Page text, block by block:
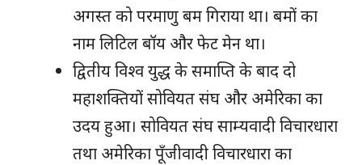
अगस्त को परमाणु बम गिराया था। बमों का
नाम लिटिल बॉय और फेट मेन था।
द्वितीय विश्व युद्ध के समाप्ति के बाद दो
महाशक्तियों सोवियत संघ और अमेरिका का
उदय हुआ। सोवियत संघ साम्यवादी विचारधारा
तथा अमेरिका पूँजीवादी विचारधारा का